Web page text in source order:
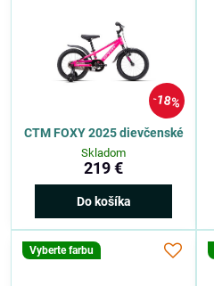
18%
CTM FOXY 2025 dievčenské
Skladom
219 €
Do košíka
Vyberte farbu